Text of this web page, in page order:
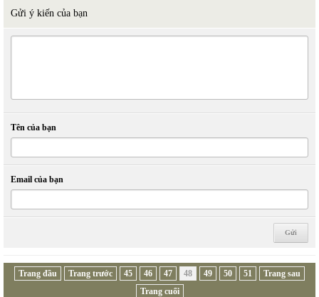
Gửi ý kiến của bạn
Tên của bạn
Email của bạn
Trang đầu Trang trước 45 46 47 48 49 50 51
Trang sau
Trang cuối